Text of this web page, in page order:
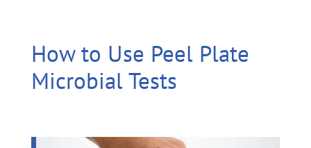
How to Use Peel Plate
Microbial Tests